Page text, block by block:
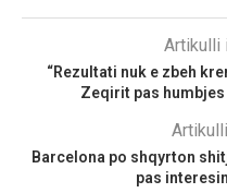
Artikulli
“Rezultati nuk e zbeh
Zeqirit pas
Barcelona po shqyrton
pas